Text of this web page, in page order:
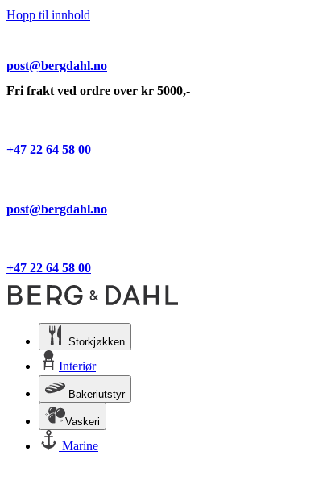
Hopp til innhold
post@bergdahl.no
Fri frakt ved ordre over kr 5000,-
+47 22 64 58 00
post@bergdahl.no
+47 22 64 58 00
Storkjøkken
Interiør
Bakeriutstyr
Vaskeri
Marine